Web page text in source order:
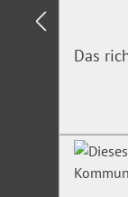
Das